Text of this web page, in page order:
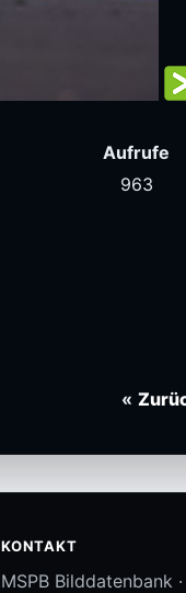
Aufrufe
963
«
KONTAKT
MSPB Bilddatenbank